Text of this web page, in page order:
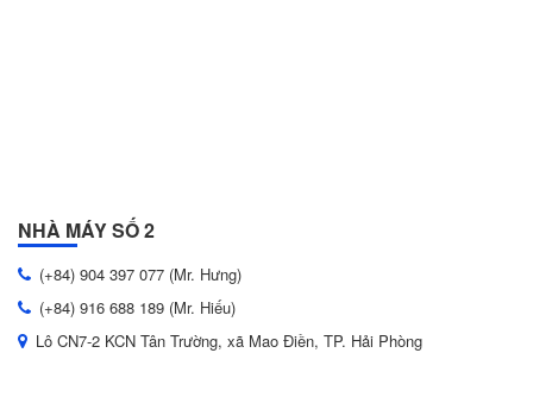
NHÀ MÁY SỐ 2
(+84) 904 397 077 (Mr. Hưng)
(+84) 916 688 189 (Mr. Hiếu)
Lô CN7-2 KCN Tân Trường, xã Mao Điền, TP. Hải Phòng